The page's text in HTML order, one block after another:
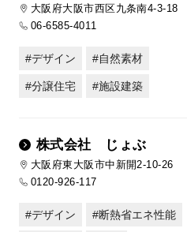
大阪府大阪市西区九条南4-3-18
06-6585-4011
デザイン 自然素材
分譲住宅 施設建築
株式会社 じょぶ
大阪府東大阪市中新開2-10-26
0120-926-117
デザイン 断熱省エネ性能